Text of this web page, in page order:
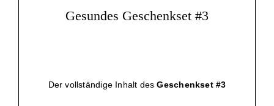
Gesundes Geschenkset #3
Der vollständige Inhalt desGeschenkset #3